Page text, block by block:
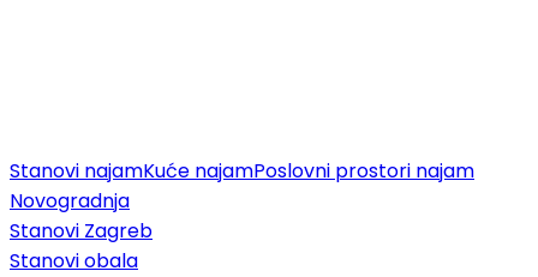
Stanovi najamKuće najamPoslovni prostori najam
Novogradnja
Stanovi Zagreb
Stanovi obala